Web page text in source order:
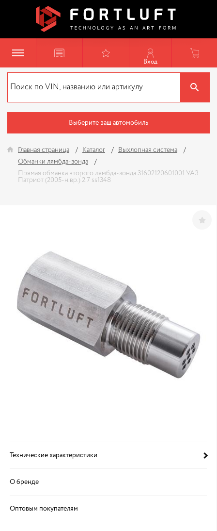
Вход
Выберите ваш автомобиль
Главная страница Каталог
Выхлопная система
Обманки лямбда-зонда
Прямая обманка второго лямбда-зонда 31602120601001 УАЗ
Патриот (2005-н.вр.) 2.7 ss1348
Технические характеристики
О бренде
Оптовым покупателям